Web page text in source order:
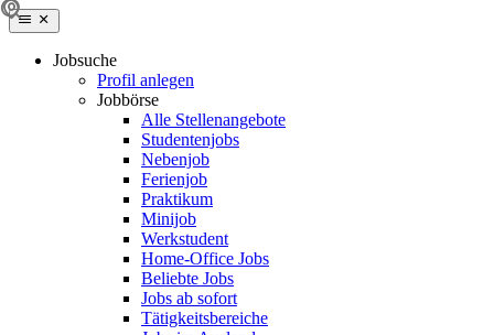
Jobsuche
Profil anlegen
Jobbörse
Alle Stellenangebote
Studentenjobs
Nebenjob
Ferienjob
Praktikum
Minijob
Werkstudent
Home-Office Jobs
Beliebte Jobs
Jobs ab sofort
Tätigkeitsbereiche